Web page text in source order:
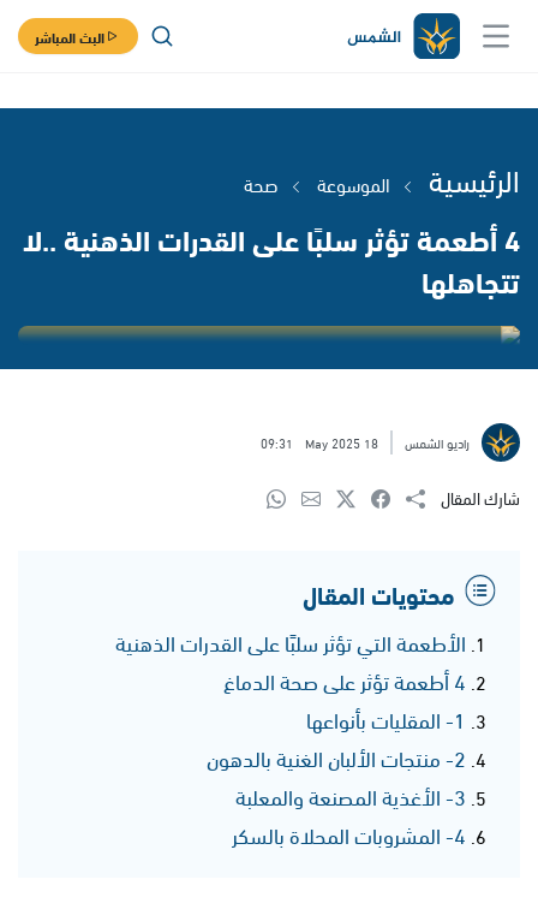
البث المباشر
الرئيسية الموسوعة صحة
4 أطعمة تؤثر سلبًا على القدرات الذهنية ..لا
تتجاهلها
راديو الشمس 18 May 2025
09:31
شارك المقال
محتويات المقال
الأطعمة التي تؤثر سلبًا على القدرات الذهنية
4 أطعمة تؤثر على صحة الدماغ
1- المقليات بأنواعها
2- منتجات الألبان الغنية بالدهون
3- الأغذية المصنعة والمعلبة
4- المشروبات المحلاة بالسكر